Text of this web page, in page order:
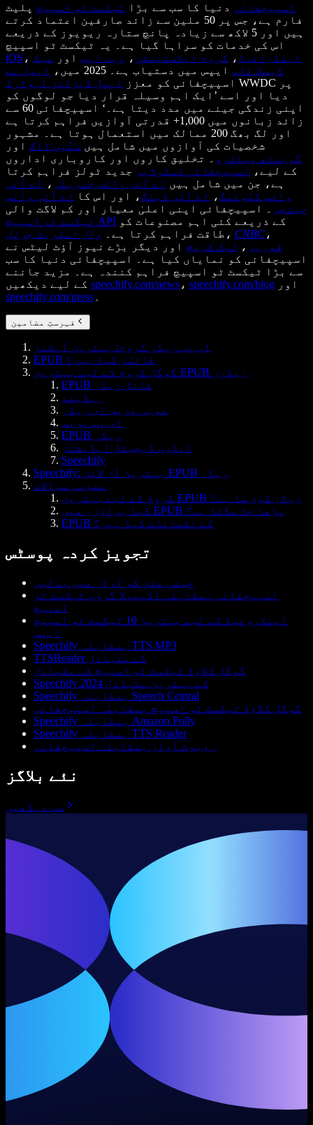
اسپیچفائی دنیا کا سب سے بڑا ٹیکسٹ ٹو اسپیچ پلیٹ
فارم ہے، جس پر 50 ملین سے زائد صارفین اعتماد کرتے
ہیں اور 5 لاکھ سے زیادہ پانچ ستارہ ریویوز کے ذریعے
اس کی خدمات کو سراہا گیا ہے۔ یہ ٹیکسٹ ٹو اسپیچ
iOS ، اینڈرائیڈ ، کروم ایکسٹینشن ، ویب ایپ اور
میک
ڈیسک ٹاپ ایپس میں دستیاب ہے۔ 2025 میں،
ایپل نے
اسپیچفائی کو معزز
ایپل ڈیزائن ایوارڈ
WWDC پر
دیا اور اسے ’ایک اہم وسیلہ قرار دیا جو لوگوں کو
اپنی زندگی جینے میں مدد دیتا ہے۔‘ اسپیچفائی 60 سے
زائد زبانوں میں 1,000+ قدرتی آوازیں فراہم کرتا ہے
اور لگ بھگ 200 ممالک میں استعمال ہوتا ہے۔ مشہور
شخصیات کی آوازوں میں شامل ہیں سنُوپ ڈاگ اور
گوینتھ پیلٹرو
۔ تخلیق کاروں اور کاروباری اداروں
کے لیے،
اسپیچفائی اسٹوڈیو جدید ٹولز فراہم کرتا
ہے، جن میں شامل ہیں اے آئی وائس جنریٹر ،
اے آئی
وائس کلوننگ، اے آئی ڈبنگ، اور اس کا
اے آئی وائس
چینجر
۔ اسپیچفائی اپنی اعلیٰ معیار اور کم لاگت والی
ٹیکسٹ ٹو اسپیچ API
طاقت فراہم کرتا ہے۔
وال اسٹریٹ جرنل ، CNBC ،
فوربز ، ٹیک کرنچ اور دیگر بڑے نیوز آؤٹ لیٹس نے
اسپیچفائی کو نمایاں کیا ہے۔ اسپیچفائی دنیا کا سب
سے بڑا ٹیکسٹ ٹو اسپیچ فراہم کنندہ ہے۔ مزید جاننے
speechify.com/news ، speechify.com/blog اور
speechify.com/press
فہرستِ مضامین
ای پب ریڈر کروم: بہترین آپشنز
EPUB فائلز کیا ہیں؟
گوگل کروم کے لیے بہترین EPUB ریڈرز
EPUB فائل ریڈر
ریڈیئم
موبی پریس ای ریڈر
ای پب پریس
EPUB ریڈر
ایڈوب ڈیجیٹل ایڈیشنز
Speechify
Speechify: بہترین آن لائن EPUB ریڈر
عمومی سوالات
کروم کے لیے بہترین EPUB ریڈر کون سا ہے؟
کیا براؤزر میں EPUB پڑھا جا سکتا ہے؟
EPUB کے نقصانات کیا ہیں؟
تجویز کردہ پوسٹس
چینی متن کو آواز میں بدلیں
اسپیچفائی بمقابلہ اکیپیلا گروپ ٹیکسٹ ٹو
اسپیچ
اینڈروئیڈ کے لیے بہترین 10 ٹیکسٹ ٹو اسپیچ
ایپس
Speechify بمقابلہ TTS MP3
TTSReader کے متبادل
گوگل کلاؤڈ ٹیکسٹ ٹو اسپیچ کے متبادل
Speechify کے بہترین متبادل 2024
Speechify بمقابلہ Speech Central
گوگل کلاؤڈ ٹیکسٹ ٹو اسپیچ بمقابلہ اسپیچفائی
Speechify بمقابلہ Amazon Polly
Speechify بمقابلہ TTS Reader
روبوٹ آواز بمقابلہ اسپیچفائی
نئے بلاگز
سب دیکھیں